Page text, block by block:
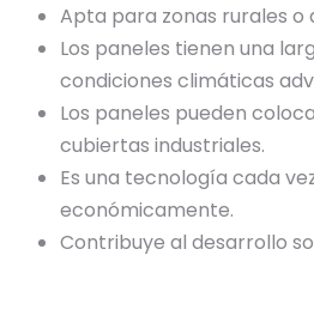
Apta para zonas rurales o
Los paneles tienen una
condiciones climáticas
Los paneles pueden
cubiertas industriales.
Es una tecnología cada
económicamente.
Contribuye al desarrollo